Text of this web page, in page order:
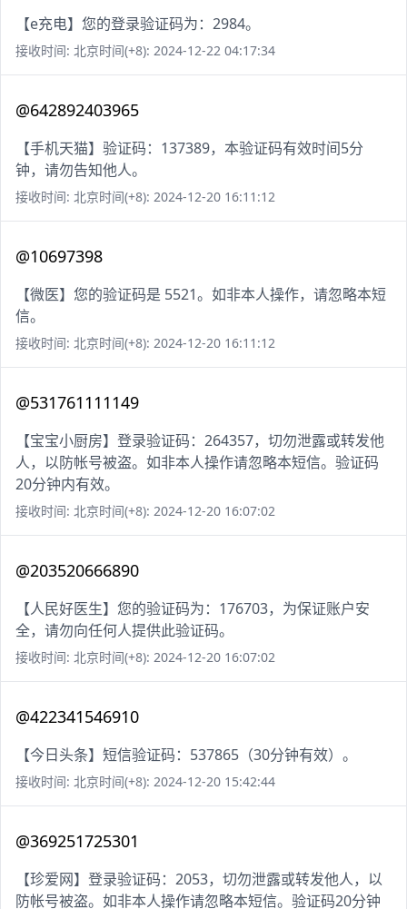
【e充电】您的登录验证码为：2984。
接收时间: 北京时间(+8): 2024-12-22 04:17:34
@642892403965
【手机天猫】验证码：137389，本验证码有效时间5分
钟，请勿告知他人。
接收时间: 北京时间(+8): 2024-12-20 16:11:12
@10697398
【微医】您的验证码是 5521。如非本人操作，请忽略本短
信。
接收时间: 北京时间(+8): 2024-12-20 16:11:12
@531761111149
【宝宝小厨房】登录验证码：264357，切勿泄露或转发他
人，以防帐号被盗。如非本人操作请忽略本短信。验证码
20分钟内有效。
接收时间: 北京时间(+8): 2024-12-20 16:07:02
@203520666890
【人民好医生】您的验证码为：176703，为保证账户安
全，请勿向任何人提供此验证码。
接收时间: 北京时间(+8): 2024-12-20 16:07:02
@422341546910
【今日头条】短信验证码：537865（30分钟有效）。
接收时间: 北京时间(+8): 2024-12-20 15:42:44
@369251725301
【珍爱网】登录验证码：2053，切勿泄露或转发他人，以
防帐号被盗。如非本人操作请忽略本短信。验证码20分钟